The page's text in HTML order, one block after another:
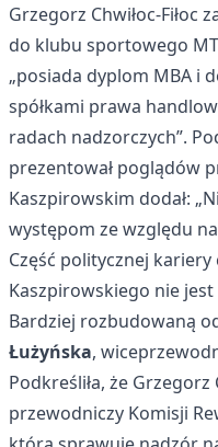
Grzegorz Chwiłoc-Fiłoc
do klubu sportowego
„posiada dyplom MBA i
spółkami prawa
radach nadzorczych”.
prezentował poglądów
Kaszpirowskim dodał:
występom ze względu
Część politycznej
Kaszpirowskiego nie jest
Bardziej rozbudowaną
Łużyńska,
Podkreśliła, że Grzegorz
przewodniczy Komisji